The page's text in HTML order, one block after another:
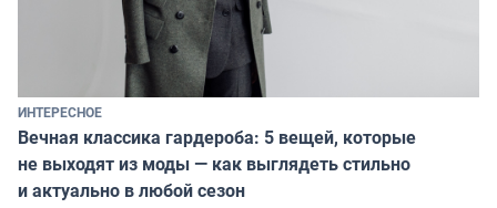
ИНТЕРЕСНОЕ
Вечная классика гардероба: 5 вещей, которые
не выходят из моды — как выглядеть стильно
и актуально в любой сезон